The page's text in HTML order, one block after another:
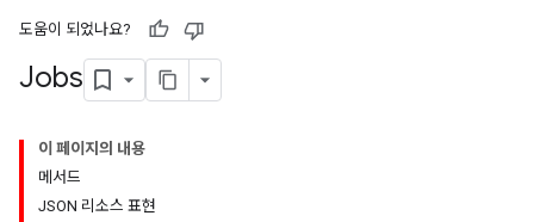
도움이 되었나요?
Jobs
이 페이지의 내용
메서드
JSON 리소스 표현